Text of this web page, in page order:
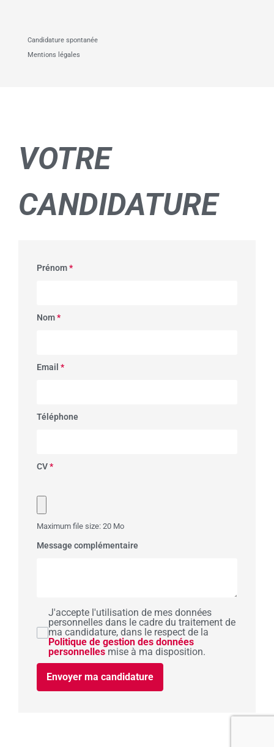
Candidature spontanée
Mentions légales
VOTRE
CANDIDATURE
Prénom*
Nom*
Email *
Téléphone
CV*
Maximum file size: 20 Mo
Message complémentaire
J'accepte l'utilisation de mes données
personnelles dans le cadre du traitement de
ma candidature, dans le respect de la
Politique de gestion des données
personnelles mise à ma disposition.
Envoyer ma candidature